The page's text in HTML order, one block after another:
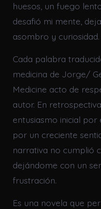
huesos, un fuego
desafió mi mente,
asombro y curiosidad.
Cada palabra
medicina de Jorge/
Medicine acto de
autor. En
entusiasmo inicial
por un creciente
narrativa no cumplió
dejándome con un
frustración.
Es una novela que